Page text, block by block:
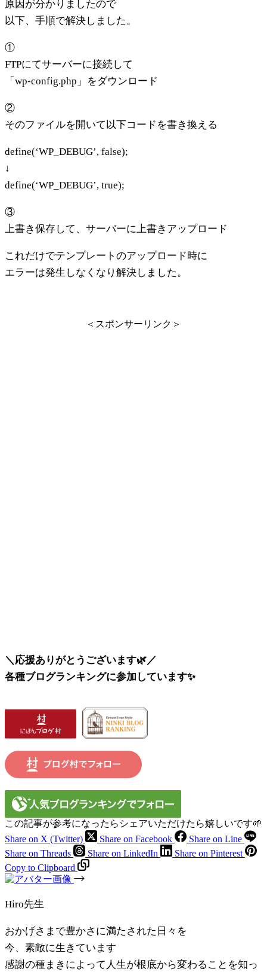
原因が分かりましたので
以下、手順で解決しました。
①
FTPにてサーバーに接続して
「wp-config.php」をダウンロード
②
そのファイルを開いて以下コードを書き換える
define(‘WP_DEBUG’, false);
↓
define(‘WP_DEBUG’, true);
③
上書き保存して、サーバーに上書きアップロード
これだけでテンプレートのアップロード時に
エラーは発生しなくなり解決しました。
＜スポンサーリンク＞
＼応援ありがとうございます🌿／
各種ブログランキングに参加しています✨
この記事が参考になったらシェアいただけたら嬉しいです🌱
Share on X (Twitter)
Share on Facebook
Share on Line
Share on Threads
Share on LinkedIn
Share on Pinterest
Copy to Clipboard
Hiro先生
おかげさまで豊かさに満たされた日々を
今、素敵に生きています
感謝の種まきによって人生が根底から変わることを知っ